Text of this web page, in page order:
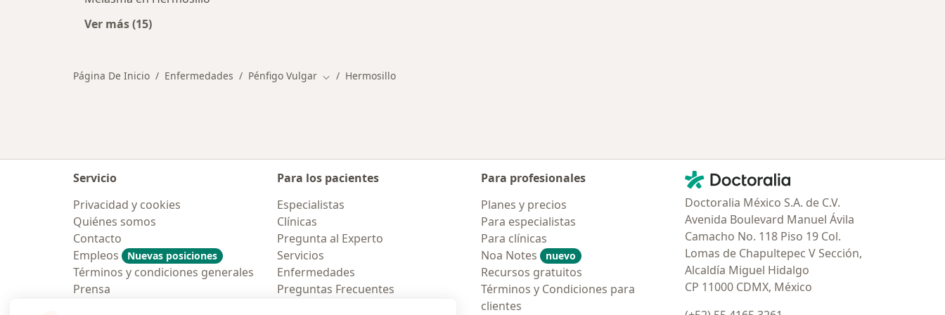
Ver más (15)
Página De Inicio Enfermedades Pénfigo Vulgar Cambiar de ciudad
Hermosillo
Servicio
Privacidad y cookies
Quiénes somos
Contacto
Empleos
Nuevas posiciones
Términos y condiciones generales
Prensa
Para los pacientes
Especialistas
Clínicas
Pregunta al Experto
Servicios
Enfermedades
Preguntas Frecuentes
Para profesionales
Planes y precios
Para especialistas
Para clínicas
Noa Notes
nuevo
Recursos gratuitos
Términos y Condiciones para
clientes
Contacto
Doctoralia - Página de inicio
Doctoralia México S.A. de C.V.
Avenida Boulevard Manuel Ávila
Camacho No. 118 Piso 19 Col.
Lomas de Chapultepec V Sección,
Alcaldía Miguel Hidalgo
CP 11000 CDMX, México